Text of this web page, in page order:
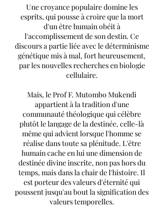
Une croyance populaire domine les
esprits, qui pousse à croire que la mort
d'un être humain obéit à
l'accomplissement de son destin. Ce
discours a partie liée avec le déterminisme
génétique mis à mal, fort heureusement,
par les nouvelles recherches en biologie
cellulaire.
Mais, le Prof F. Mutombo Mukendi
appartient à la tradition d'une
communauté théologique qui célèbre
plutôt le langage de la destinée, celle-là
même qui advient lorsque l'homme se
réalise dans toute sa plénitude. L'être
humain cache en lui une dimension de
destinée divine inscrite, non pas hors du
temps, mais dans la chair de l'histoire. Il
est porteur des valeurs d'éternité qui
poussent jusqu'au bout la signification des
valeurs temporelles.